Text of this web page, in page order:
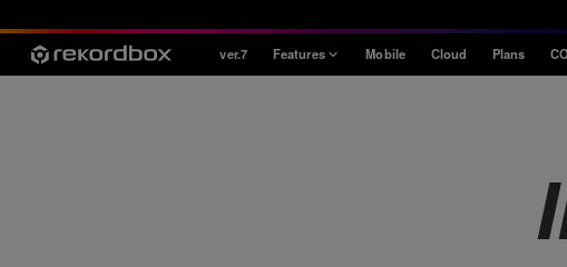
ver.7 Features Mobile Cloud Plans